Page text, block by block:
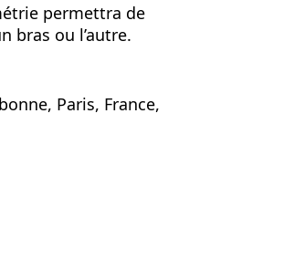
permettra de
bras ou l’autre.
Paris, France,